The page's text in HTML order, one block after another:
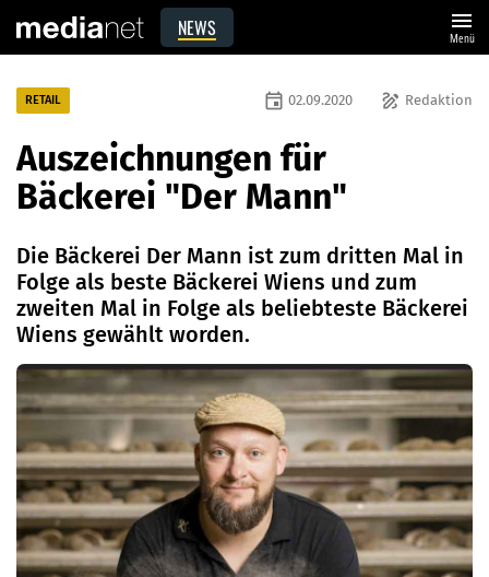
NEWS menu
Menü
RETAIL draw Redaktion
event 02.09.2020
Auszeichnungen für
Bäckerei "Der Mann"
Die Bäckerei Der Mann ist zum dritten Mal in
Folge als beste Bäckerei Wiens und zum
zweiten Mal in Folge als beliebteste Bäckerei
Wiens gewählt worden.